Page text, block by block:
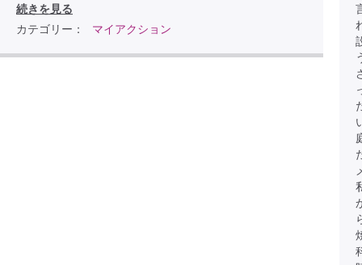
続きを見る
カテゴリー：
マイアクション